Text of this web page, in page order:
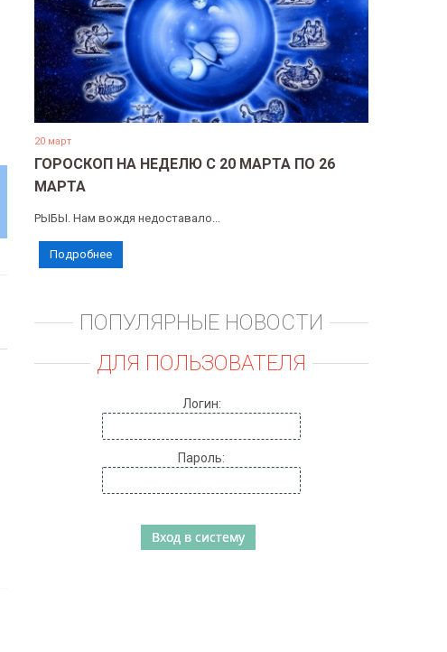
20 март
ГОРОСКОП НА НЕДЕЛЮ С 20 МАРТА ПО 26
МАРТА
РЫБЫ. Нам вождя недоставало...
Подробнее
ПОПУЛЯРНЫЕ НОВОСТИ
ДЛЯ ПОЛЬЗОВАТЕЛЯ
Логин:
Пароль: